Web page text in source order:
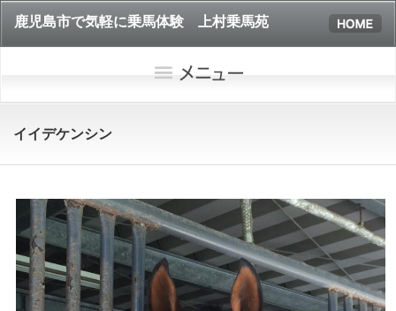
鹿児島市で気軽に乗馬体験 上村乗馬苑
イイデケンシン